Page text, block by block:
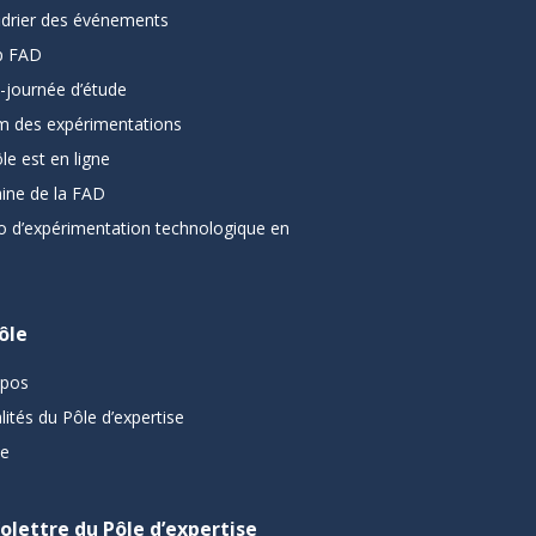
des événements
FAD
d’étude
des expérimentations
est en ligne
de la FAD
d’expérimentation technologique en
du Pôle d’expertise
du Pôle d’expertise